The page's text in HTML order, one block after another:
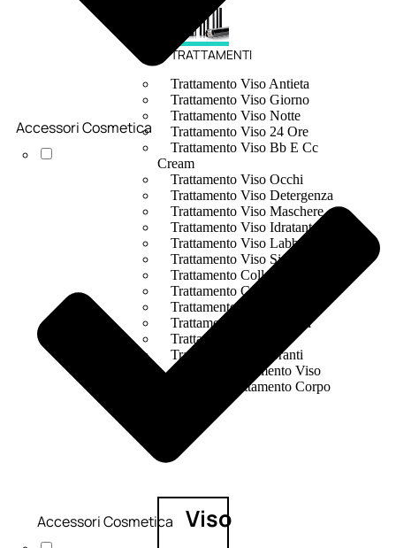
TRATTAMENTI
Trattamento Viso Antieta
Trattamento Viso Giorno
Trattamento Viso Notte
Trattamento Viso 24 Ore
Trattamento Viso Bb E Cc
Cream
Trattamento Viso Occhi
Trattamento Viso Detergenza
Trattamento Viso Maschere
Trattamento Viso Idratante
Trattamento Viso Labbra
Trattamento Viso Sieri
Trattamento Collo e Decolleté
Trattamento Corpo
Trattamento Anticellulite
Trattamento Mani e Piedi
Trattamento Unghie
Trattamento Deodoranti
Cofanetti Trattamento Viso
Cofanetti Trattamento Corpo
Viso
Accessori Cosmetica
Accessori Cosmetica